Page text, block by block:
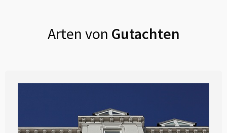
Arten von Gutachten